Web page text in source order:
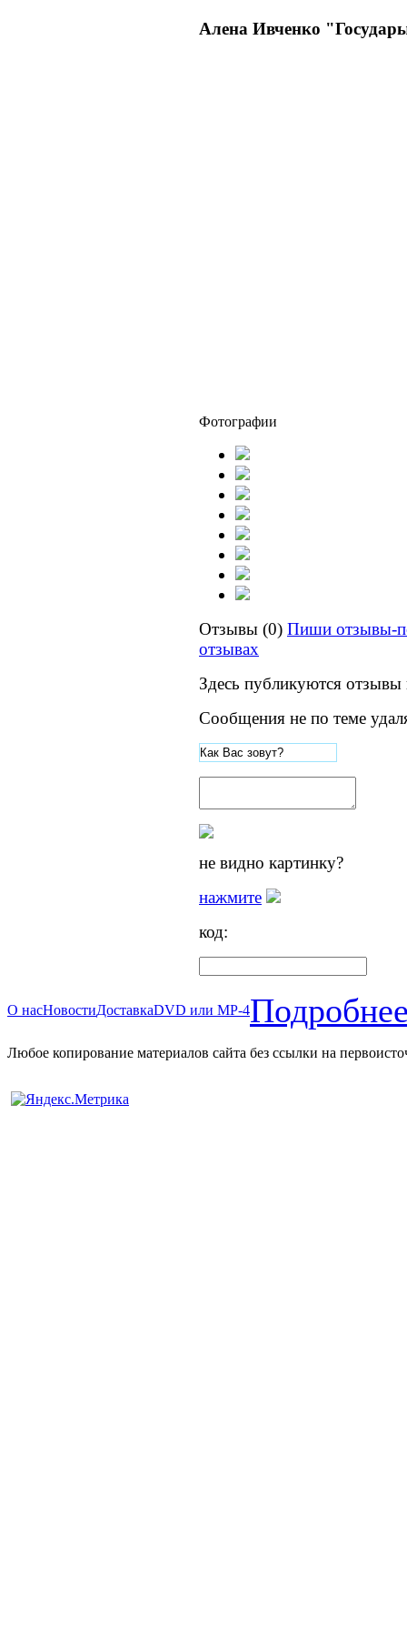
Алена Ивченко
Фотографии
Отзывы (0) Пиши отзывы-
отзывах
Здесь публикуются
Сообщения не по теме
не видно картинку?
нажмите
код:
О насНовостиДоставкаDVD или MP-4
Любое копирование материалов сайта без ссылки на